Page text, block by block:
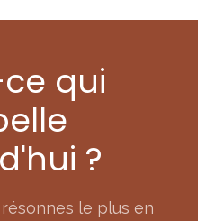
qui
?
le plus en